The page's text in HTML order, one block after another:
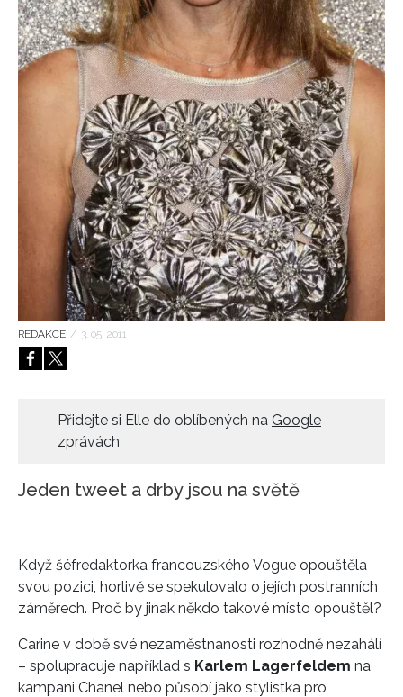
HOME
REDAKCE / 3. 05. 2011
Přidejte si Elle do oblíbených na Google
zprávách
Jeden tweet a drby jsou na světě
Když šéfredaktorka francouzského Vogue opouštěla
svou pozici, horlivě se spekulovalo o jejích postranních
záměrech. Proč by jinak někdo takové místo opouštěl?
Carine v době své nezaměstnanosti rozhodně nezahálí
– spolupracuje například s Karlem Lagerfeldem na
kampani Chanel nebo působí jako stylistka pro